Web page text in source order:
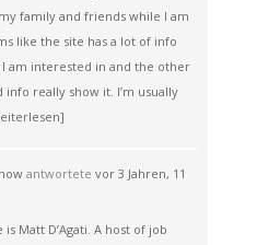
family and friends while I am
like the site has a lot of info
am interested in and the other
info really show it. I’m usually
antwortete vor 3 Jahren, 11
Matt D’Agati. A host of job